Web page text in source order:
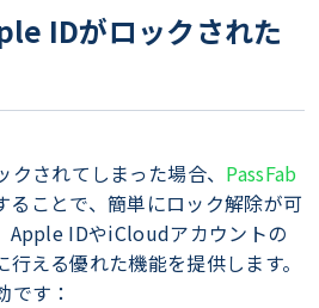
IDがロックされた
されてしまった場合、 PassFab
ることで、簡単にロック解除が可
Apple IDやiCloudアカウントの
える優れた機能を提供します。
です：